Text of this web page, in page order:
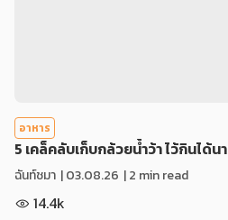
อาหาร
5 เคล็คลับเก็บกล้วยน้ำว้า ไว้กินได้น
ฉันท์ชมา |03.08.26 | 2 min read
14.4k